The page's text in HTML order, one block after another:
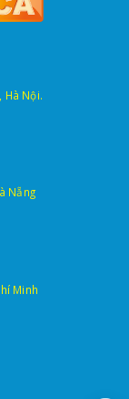
Hà Nội.
Nẵng
Minh